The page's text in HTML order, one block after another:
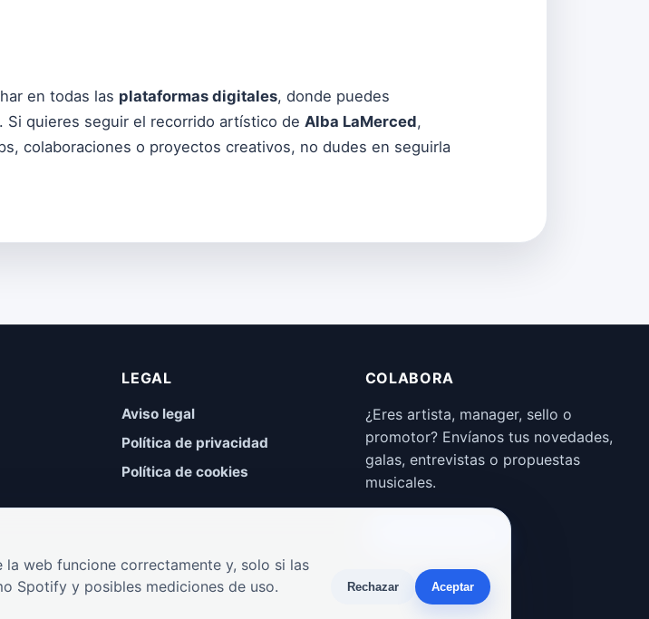
en todas las plataformas digitales, donde puedes
quieres seguir el recorrido artístico de Alba LaMerced,
colaboraciones o proyectos creativos, no dudes en seguirla
LEGAL
Aviso legal
Política de privacidad
Política de cookies
COLABORA
¿Eres artista, manager, sello o
promotor? Envíanos tus novedades,
galas, entrevistas o propuestas
musicales.
la web funcione correctamente y, solo si las
Spotify y posibles mediciones de uso.
Rechazar Aceptar